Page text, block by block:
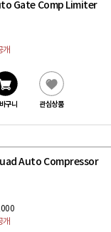
Gate Comp Limiter
개
구니 관심상품
Auto Compressor
개